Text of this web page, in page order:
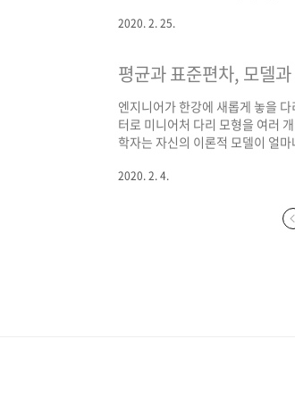
2020. 2. 25.
평균과 표준편차, 모델
엔지니어가 한강에 새롭게 놓을
터로 미니어처 다리 모형을 여러
학자는 자신의 이론적 모델이 얼
데, 평균 또한 일종의 모델(모형)
2020. 2. 4.